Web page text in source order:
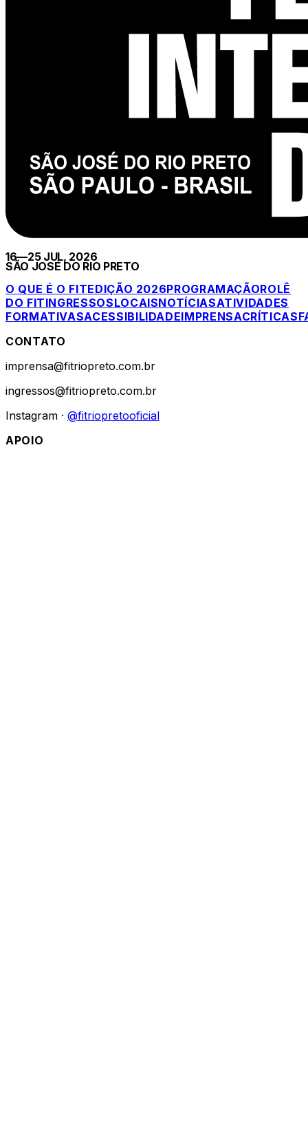
16—25 JUL, 2026
SÃO JOSÉ DO RIO PRETO
O QUE É O FITEDIÇÃO 2026PROGRAMAÇÃOROLÊ
DO FITINGRESSOSLOCAISNOTÍCIASATIVIDADES
FORMATIVASACESSIBILIDADEIMPRENSACRÍTICAS
CONTATO
imprensa@fitriopreto.com.br
ingressos@fitriopreto.com.br
Instagram · @fitriopretooficial
APOIO